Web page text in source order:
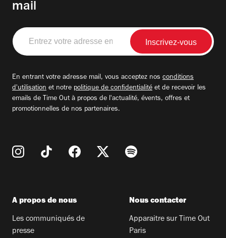
mail
Entrez
votre
adresse
En entrant votre adresse mail, vous acceptez nos conditions
d'utilisation et notre politique de confidentialité et de recevoir les
emails de Time Out à propos de l'actualité, évents, offres et
promotionnelles de nos partenaires.
A propos de nous
Les communiqués de
presse
Nous contacter
Apparaitre sur Time Out
Paris